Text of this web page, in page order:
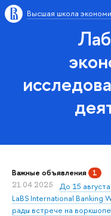
Высшая школа
Важные объявления 1
21.04.2025
До 15
LaBS International Banking
рады встрече на воркшопе!